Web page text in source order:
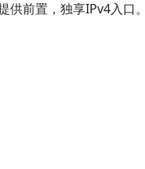
前置，独享IPv4入口。